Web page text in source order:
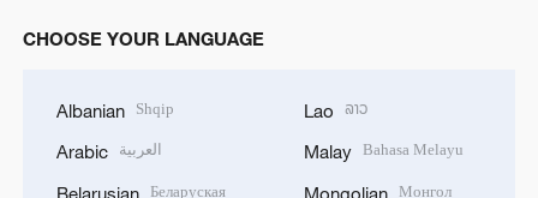
CHOOSE YOUR LANGUAGE
Albanian Shqip
Arabic العربية
Belarusian Беларуская
Lao ລາວ
Malay Bahasa Melayu
Mongolian Монгол